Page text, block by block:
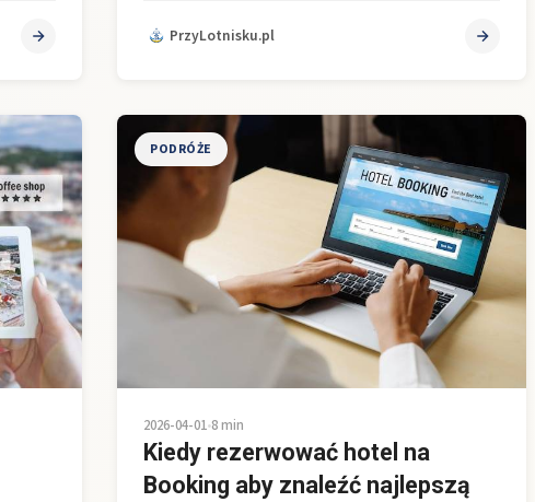
PrzyLotnisku.pl
PODRÓŻE
2026-04-01•8 min
Kiedy rezerwować hotel na
Booking aby znaleźć najlepszą